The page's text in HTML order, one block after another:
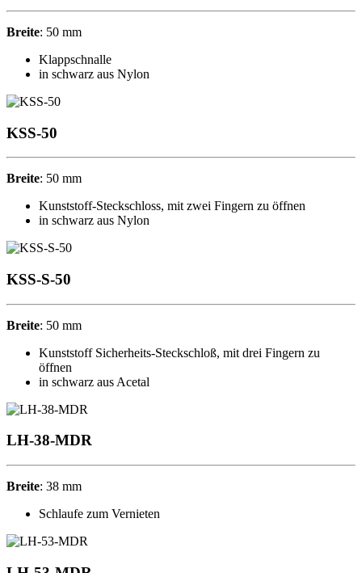
Breite: 50 mm
Klappschnalle
in schwarz aus Nylon
KSS-50
Breite: 50 mm
Kunststoff-Steckschloss, mit zwei Fingern zu öffnen
in schwarz aus Nylon
KSS-S-50
Breite: 50 mm
Kunststoff Sicherheits-Steckschloß, mit drei Fingern zu
öffnen
in schwarz aus Acetal
LH-38-MDR
Breite: 38 mm
Schlaufe zum Vernieten